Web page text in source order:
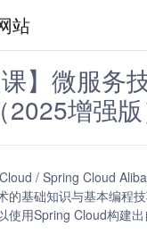
站
课】微服务
（2025增强版
/ Spring Cloud
的基础知识与基本编程
使用Spring Cloud构建